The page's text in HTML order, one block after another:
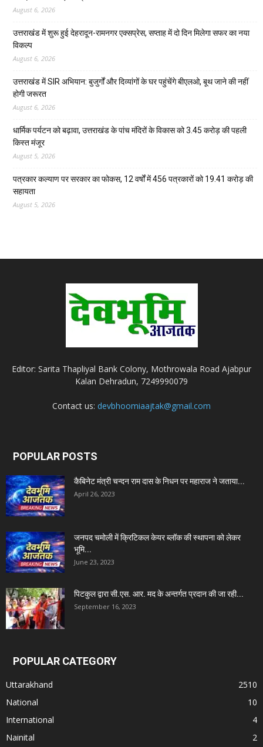
August 6, 2026
उत्तराखंड में शुरू हुई देहरादून-रामनगर एक्सप्रेस, सप्ताह में दो दिन मिलेगा सफर का नया
विकल्प
August 6, 2026
उत्तराखंड में SIR अभियान: बुजुर्गों और दिव्यांगों के घर पहुंचेंगे बीएलओ, बूथ जाने की नहीं
होगी जरूरत
August 6, 2026
धार्मिक पर्यटन को बढ़ावा, उत्तराखंड के पांच मंदिरों के विकास को 3.45 करोड़ की पहली
किस्त मंजूर
August 5, 2026
पत्रकार कल्याण पर सरकार का फोकस, 12 वर्षों में 456 पत्रकारों को 19.41 करोड़ की
सहायता
August 5, 2026
Editor: Sarita Thapliyal Bank Colony, Mothrowala Road Ajabpur
Kalan Dehradun, 7249990079
Contact us: devbhoomiaajtak@gmail.com
POPULAR POSTS
कैबिनेट मंत्री चन्दन राम दास के निधन पर महाराज ने जताया...
April 26, 2023
जनपद चमोली में क्रिटिकल केयर ब्लॉक की स्थापना को लेकर
भूमि...
June 23, 2023
पिटकुल द्वारा सी.एस. आर. मद के अन्तर्गत प्रदान की जा रही...
September 16, 2023
POPULAR CATEGORY
Uttarakhand
2510
National
10
International
4
Nainital
2